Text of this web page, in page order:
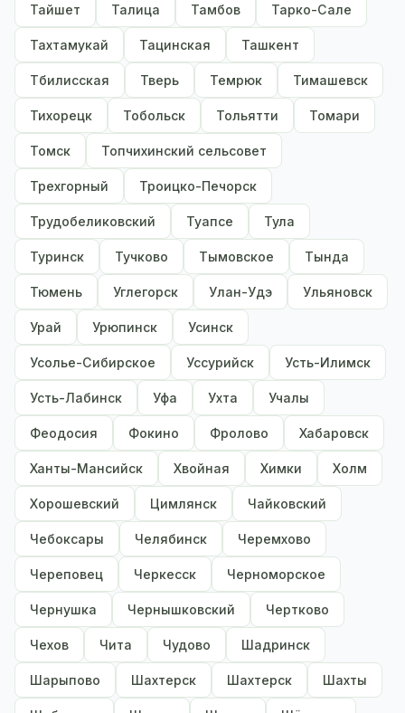
Тайшет Талица Тамбов Тарко-Сале
Тахтамукай Тацинская Ташкент
Тбилисская Тверь Темрюк Тимашевск
Тихорецк Тобольск Тольятти Томари
Томск Топчихинский сельсовет
Трехгорный Троицко-Печорск
Трудобеликовский Туапсе Тула
Туринск Тучково Тымовское Тында
Тюмень Углегорск Улан-Удэ Ульяновск
Урай Урюпинск Усинск
Усолье-Сибирское Уссурийск Усть-Илимск
Усть-Лабинск Уфа Ухта Учалы
Феодосия Фокино Фролово Хабаровск
Ханты-Мансийск Хвойная Химки Холм
Хорошевский Цимлянск Чайковский
Чебоксары Челябинск Черемхово
Череповец Черкесск Черноморское
Чернушка Чернышковский Чертково
Чехов Чита Чудово Шадринск
Шарыпово Шахтерск Шахтерск Шахты